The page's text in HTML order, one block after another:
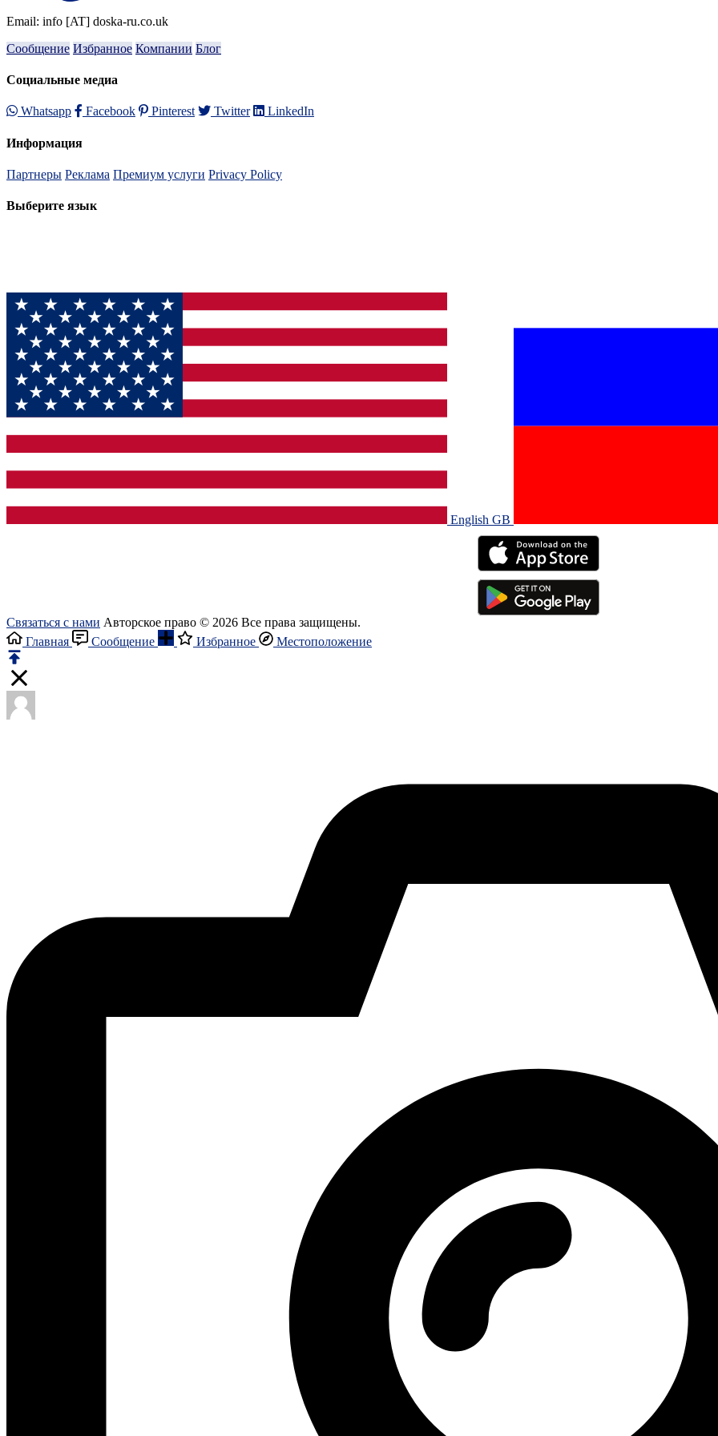
Email: info [AT] doska-ru.co.uk
Сообщение Избранное Компании Блог
Социальные медиа
Whatsapp Facebook Pinterest Twitter LinkedIn
Информация
Партнеры Реклама Премиум услуги Privacy Policy
Выберите язык
English GB‎
Связаться с нами Авторское право © 2026 Все права защищены.
Главная
Сообщение Избранное Местоположение